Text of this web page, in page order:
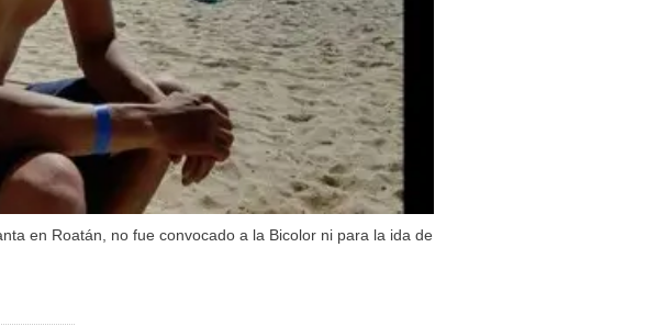
en Roatán, no fue convocado a la Bicolor ni para la ida de